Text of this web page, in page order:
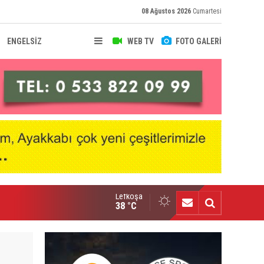
08 Ağustos 2026 Cumartesi
WEB TV FOTO GALERİ
ENGELSİZ
Barcelona Futbol Kampı Lefkoşa’da başlıyor
Lefkoşa
38 °C